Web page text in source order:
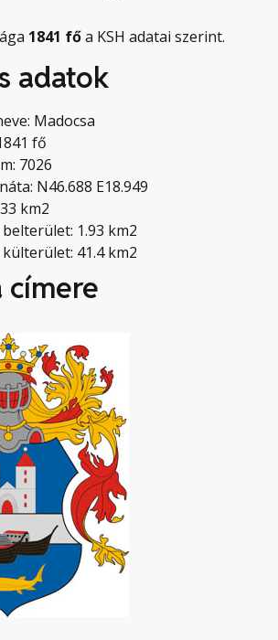
1841 főa KSH adatai szerint.
adatok
Madocsa
fő
7026
N46.688 E18.949
km2
1.93 km2
41.4 km2
címere